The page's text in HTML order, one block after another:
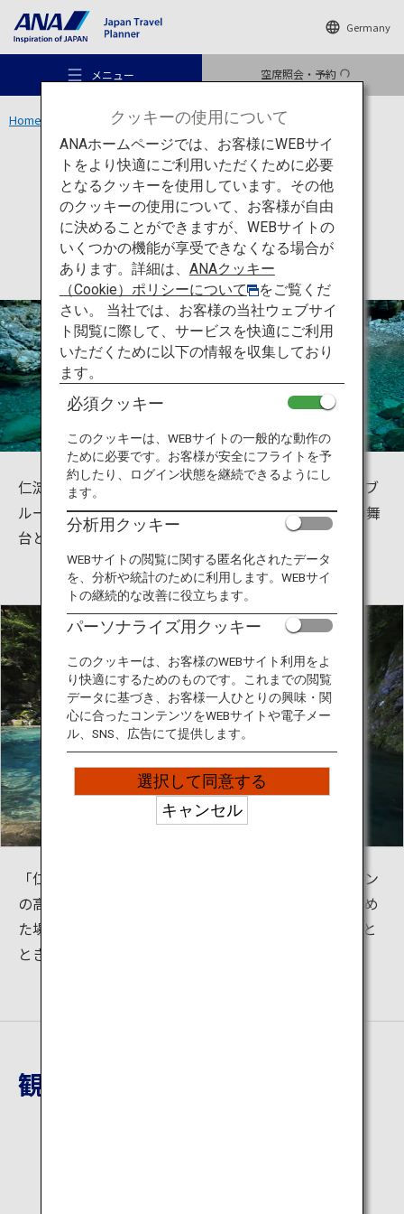
Germany
メニュー 空席照会・予約
おすすめの旅
旅のアイデア
行き先
旅のお役立ち情報
ANA サービス
Home 四国エリア 仁淀ブルー
アクティビティ 高知
仁淀ブルー
仁淀川は青く透き通った水で有名でその青さは「仁淀ブ
ルー」として知られています。 美しい娘と大蛇伝説の舞
台となった神秘的な青い滝壺です。
「仁淀ブルー」の名付け親であるネイチャーカメラマン
の高橋宣之氏が、この青こそ「仁淀ブルー」と言わしめ
た場所でもあります。木々の間から光が差す僅かなひと
とき、水面は宝石の輝きのごとく美しいです。
観光地詳細
クッキーの使用について
ANAホームページでは、お客様にWEBサイ
トをより快適にご利用いただくために必要
となるクッキーを使用しています。その他
のクッキーの使用について、お客様が自由
に決めることができますが、WEBサイトの
いくつかの機能が享受できなくなる場合が
あります。詳細は、 ANAクッキー
（Cookie）ポリシーについて
をご覧くだ
さい。 当社では、お客様の当社ウェブサイ
ト閲覧に際して、サービスを快適にご利用
いただくために以下の情報を収集しており
ます。
必須クッキー
このクッキーは、WEBサイトの一般的な動作の
ために必要です。お客様が安全にフライトを予
約したり、ログイン状態を継続できるようにし
ます。
分析用クッキー
WEBサイトの閲覧に関する匿名化されたデータ
を、分析や統計のために利用します。WEBサイ
トの継続的な改善に役立ちます。
パーソナライズ用クッキー
このクッキーは、お客様のWEBサイト利用をよ
り快適にするためのものです。これまでの閲覧
データに基づき、お客様一人ひとりの興味・関
心に合ったコンテンツをWEBサイトや電子メー
ル、SNS、広告にて提供します。
選択して同意する
キャンセル